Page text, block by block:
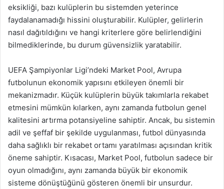
eksikliği, bazı kulüplerin bu sistemden yeterince
faydalanamadığı hissini oluşturabilir. Kulüpler, gelirlerin
nasıl dağıtıldığını ve hangi kriterlere göre belirlendiğini
bilmediklerinde, bu durum güvensizlik yaratabilir.
UEFA Şampiyonlar Ligi’ndeki Market Pool, Avrupa
futbolunun ekonomik yapısını etkileyen önemli bir
mekanizmadır. Küçük kulüplerin büyük takımlarla rekabet
etmesini mümkün kılarken, aynı zamanda futbolun genel
kalitesini artırma potansiyeline sahiptir. Ancak, bu sistemin
adil ve şeffaf bir şekilde uygulanması, futbol dünyasında
daha sağlıklı bir rekabet ortamı yaratılması açısından kritik
öneme sahiptir. Kısacası, Market Pool, futbolun sadece bir
oyun olmadığını, aynı zamanda büyük bir ekonomik
sisteme dönüştüğünü gösteren önemli bir unsurdur.